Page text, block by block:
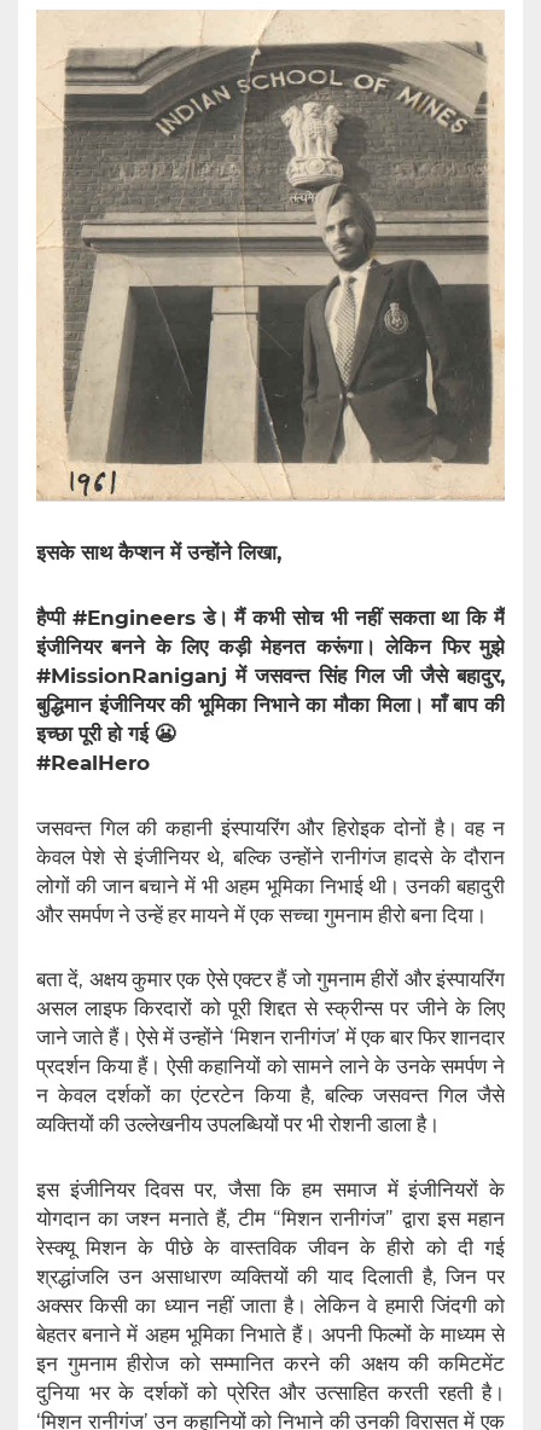
इसके साथ कैप्शन में उन्होंने लिखा,
हैप्पी #Engineers डे। मैं कभी सोच भी नहीं सकता था कि मैं
इंजीनियर बनने के लिए कड़ी मेहनत करूंगा। लेकिन फिर मुझे
#MissionRaniganj में जसवन्त सिंह गिल जी जैसे बहादुर,
बुद्धिमान इंजीनियर की भूमिका निभाने का मौका मिला। माँ बाप की
इच्छा पूरी हो गई 😬
#RealHero
जसवन्त गिल की कहानी इंस्पायरिंग और हिरोइक दोनों है। वह न
केवल पेशे से इंजीनियर थे, बल्कि उन्होंने रानीगंज हादसे के दौरान
लोगों की जान बचाने में भी अहम भूमिका निभाई थी। उनकी बहादुरी
और समर्पण ने उन्हें हर मायने में एक सच्चा गुमनाम हीरो बना दिया।
बता दें, अक्षय कुमार एक ऐसे एक्टर हैं जो गुमनाम हीरों और इंस्पायरिंग
असल लाइफ किरदारों को पूरी शिद्दत से स्क्रीन्स पर जीने के लिए
जाने जाते हैं। ऐसे में उन्होंने ‘मिशन रानीगंज’ में एक बार फिर शानदार
प्रदर्शन किया हैं। ऐसी कहानियों को सामने लाने के उनके समर्पण ने
न केवल दर्शकों का एंटरटेन किया है, बल्कि जसवन्त गिल जैसे
व्यक्तियों की उल्लेखनीय उपलब्धियों पर भी रोशनी डाला है।
इस इंजीनियर दिवस पर, जैसा कि हम समाज में इंजीनियरों के
योगदान का जश्न मनाते हैं, टीम “मिशन रानीगंज” द्वारा इस महान
रेस्क्यू मिशन के पीछे के वास्तविक जीवन के हीरो को दी गई
श्रद्धांजलि उन असाधारण व्यक्तियों की याद दिलाती है, जिन पर
अक्सर किसी का ध्यान नहीं जाता है। लेकिन वे हमारी जिंदगी को
बेहतर बनाने में अहम भूमिका निभाते हैं। अपनी फिल्मों के माध्यम से
इन गुमनाम हीरोज को सम्मानित करने की अक्षय की कमिटमेंट
दुनिया भर के दर्शकों को प्रेरित और उत्साहित करती रहती है।
‘मिशन रानीगंज’ उन कहानियों को निभाने की उनकी विरासत में एक